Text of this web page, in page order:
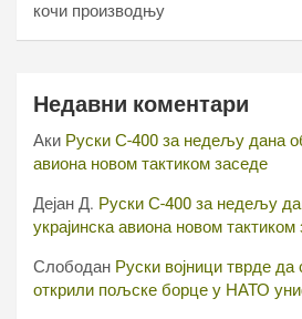
кочи производњу
Недавни коментари
Аки Руски С-400 за недељу дана
авиона новом тактиком заседе
Дејан Д. Руски С-400 за недељу
украјинска авиона новом тактиком
Слободан Руски војници тврде да
открили пољске борце у НАТО